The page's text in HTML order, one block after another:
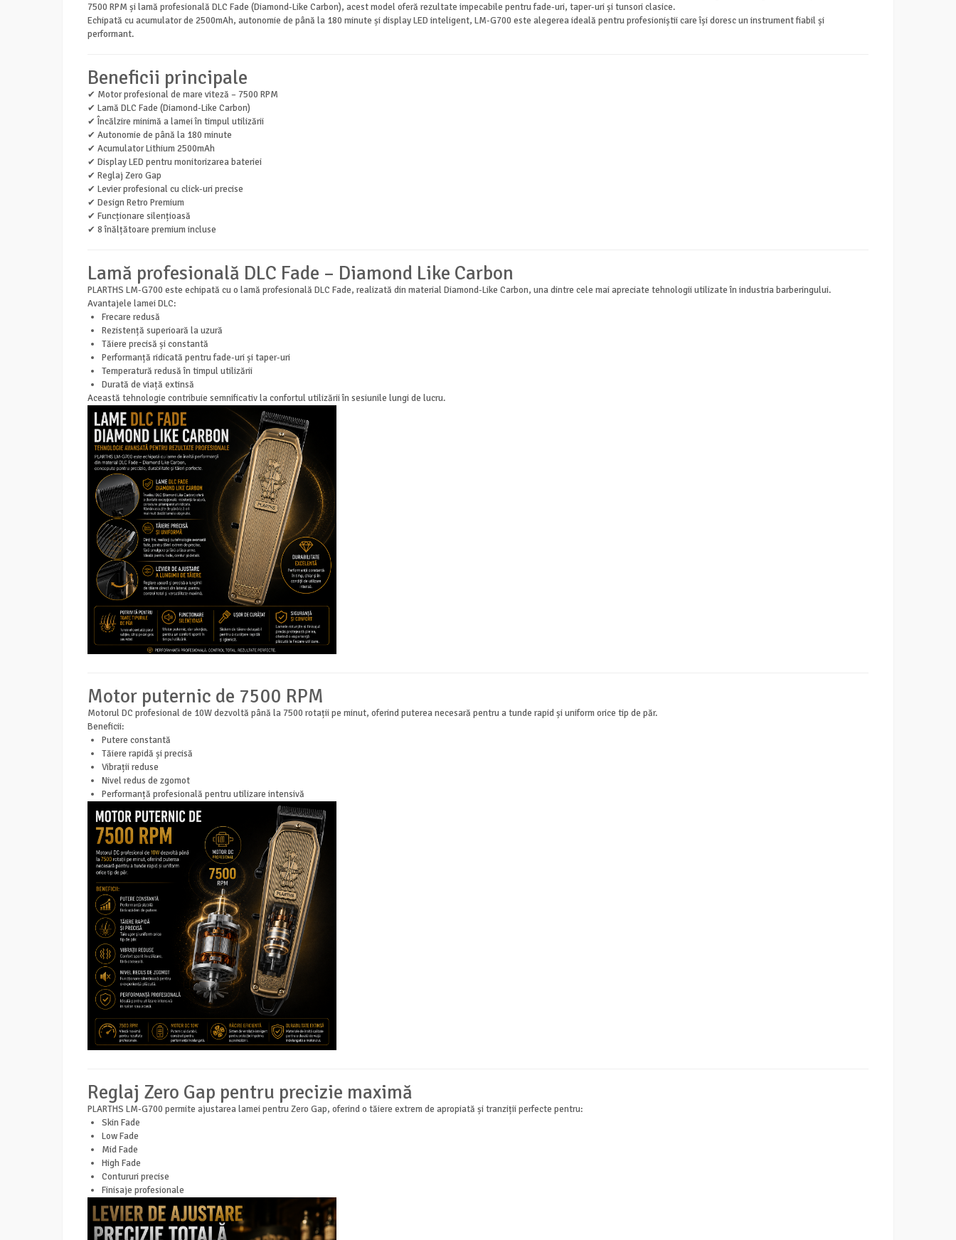
7500 RPM și lamă profesională DLC Fade (Diamond-Like Carbon), acest model oferă rezultate impecabile pentru fade-uri, taper-uri și tunsori clasice.
Echipată cu acumulator de 2500mAh, autonomie de până la 180 minute și display LED inteligent, LM-G700 este alegerea ideală pentru profesioniștii care își doresc un instrument fiabil și
performant.
Beneficii principale
✔ Motor profesional de mare viteză – 7500 RPM
✔ Lamă DLC Fade (Diamond-Like Carbon)
✔ Încălzire minimă a lamei în timpul utilizării
✔ Autonomie de până la 180 minute
✔ Acumulator Lithium 2500mAh
✔ Display LED pentru monitorizarea bateriei
✔ Reglaj Zero Gap
✔ Levier profesional cu click-uri precise
✔ Design Retro Premium
✔ Funcționare silențioasă
✔ 8 înălțătoare premium incluse
Lamă profesională DLC Fade – Diamond Like Carbon
PLARTHS LM-G700 este echipată cu o lamă profesională DLC Fade, realizată din material Diamond-Like Carbon, una dintre cele mai apreciate tehnologii utilizate în industria barberingului.
Avantajele lamei DLC:
Frecare redusă
Rezistență superioară la uzură
Tăiere precisă și constantă
Performanță ridicată pentru fade-uri și taper-uri
Temperatură redusă în timpul utilizării
Durată de viață extinsă
Această tehnologie contribuie semnificativ la confortul utilizării în sesiunile lungi de lucru.
Motor puternic de 7500 RPM
Motorul DC profesional de 10W dezvoltă până la 7500 rotații pe minut, oferind puterea necesară pentru a tunde rapid și uniform orice tip de păr.
Beneficii:
Putere constantă
Tăiere rapidă și precisă
Vibrații reduse
Nivel redus de zgomot
Performanță profesională pentru utilizare intensivă
Reglaj Zero Gap pentru precizie maximă
PLARTHS LM-G700 permite ajustarea lamei pentru Zero Gap, oferind o tăiere extrem de apropiată și tranziții perfecte pentru:
Skin Fade
Low Fade
Mid Fade
High Fade
Contururi precise
Finisaje profesionale